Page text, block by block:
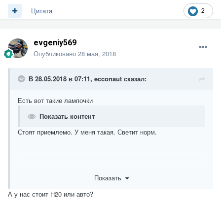
2
Цитата
evgeniy569
Опубликовано 28 мая, 2018
В 28.05.2018 в 07:11, ecconaut сказал:
Есть вот такие лампочки
Показать контент
Стоят приемлемо. У меня такая. Светит норм.
Показать
А у нас стоит Н20 или авто?